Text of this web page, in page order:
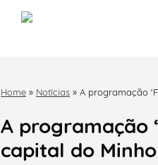
Home » Notícias » A programação
A programação
capital do Minho